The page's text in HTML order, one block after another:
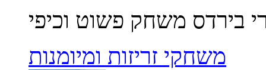
משחקי זריזות ומיומנות